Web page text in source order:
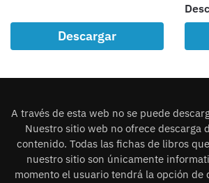
Descargar
A través de esta web no se puede
Nuestro sitio web no ofrece descarga
contenido. Todas las fichas de libros
nuestro sitio son únicamente
momento el usuario tendrá la opción de